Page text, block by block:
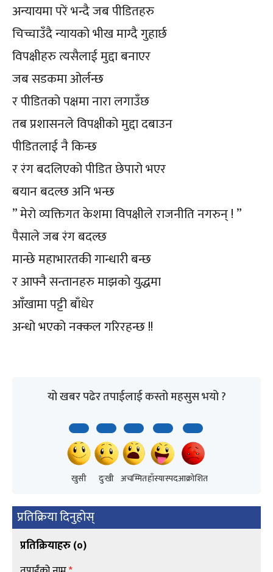
अन्यायमा परें भन्दै जब पीडितहरु
चिच्चाउँदै न्यायको भीख माग्दै गुहार्छ
विपक्षीहरु त्यसैलाई मुद्दा बनाएर
जब सडकमा ओर्लन्छ
र पीडितको पक्षमा नारा लगाउँछ
तब प्रशासनले विपक्षीको मुद्दा दबाउन
पीडितलाई नै किन्छ
र रंग बदलिएको पीडित छेपारो भएर
बयान बदल्छ अनि भन्छ
” मेरो व्यक्तिगत केशमा विपक्षीले राजनीति नगरुन् ! ”
पैसाले जब रंग बदल्छ
मान्छे महाभारतकी गान्धारी बन्छ
र आफ्नै सन्तानहरु माझको युद्धमा
आँखामा पट्टी बाँधेर
अन्धो भएको नक्कल गरिरहन्छ !!
यो खबर पढेर तपाईलाई कस्तो महसुस भयो ?
खुसी दुःखी अचम्मितहाँस्यास्पदआक्रोशित
प्रतिक्रिया दिनुहोस्
प्रतिक्रियाहरु (०)